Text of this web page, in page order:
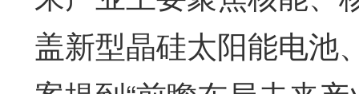
盖新型晶硅太阳能电池